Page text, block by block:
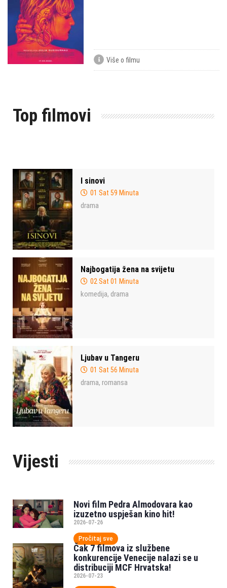
Više o filmu
Top filmovi
I sinovi
01 Sat 59 Minuta
drama
Najbogatija žena na svijetu
02 Sat 01 Minuta
komedija, drama
Ljubav u Tangeru
01 Sat 56 Minuta
drama, romansa
Vijesti
Novi film Pedra Almodovara kao
izuzetno uspješan kino hit!
2026-07-26
Pročitaj sve
Čak 7 filmova iz službene
konkurencije Venecije nalazi se u
distribuciji MCF Hrvatska!
2026-07-23